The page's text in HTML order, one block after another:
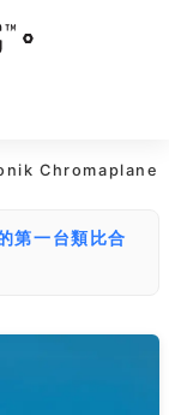
Chromaplane
第一台類比合